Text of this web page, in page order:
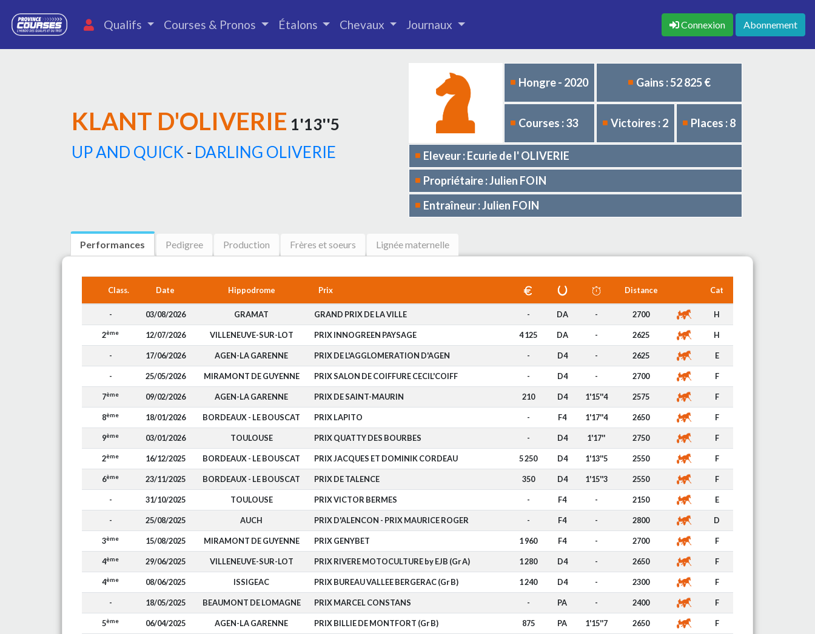
Qualifs Courses & Pronos Étalons Chevaux Journaux Connexion Abonnement
KLANT D'OLIVERIE 1'13''5
UP AND QUICK - DARLING OLIVERIE
Hongre - 2020 Gains : 52 825 €
Courses : 33 Victoires : 2 Places : 8
Eleveur : Ecurie de l' OLIVERIE
Propriétaire : Julien FOIN
Entraîneur : Julien FOIN
Performances Pedigree Production Frères et soeurs Lignée maternelle
Class. Date Hippodrome Prix Distance Cat
- 03/08/2026 GRAMAT GRAND PRIX DE LA VILLE - DA - 2700 H
2ème 12/07/2026 VILLENEUVE-SUR-LOT PRIX INNOGREEN PAYSAGE 4 125 DA - 2625 H
- 17/06/2026 AGEN-LA GARENNE PRIX DE L'AGGLOMERATION D'AGEN - D4 - 2625 E
- 25/05/2026 MIRAMONT DE GUYENNE PRIX SALON DE COIFFURE CECIL'COIFF - D4 - 2700 F
7ème 09/02/2026 AGEN-LA GARENNE PRIX DE SAINT-MAURIN 210 D4 1'15''4 2575 F
8ème 18/01/2026 BORDEAUX - LE BOUSCAT PRIX LAPITO - F4 1'17''4 2650 F
9ème 03/01/2026 TOULOUSE PRIX QUATTY DES BOURBES - D4 1'17'' 2750 F
2ème 16/12/2025 BORDEAUX - LE BOUSCAT PRIX JACQUES ET DOMINIK CORDEAU 5 250 D4 1'13''5 2550 F
6ème 23/11/2025 BORDEAUX - LE BOUSCAT PRIX DE TALENCE 350 D4 1'15''3 2550 F
- 31/10/2025 TOULOUSE PRIX VICTOR BERMES - F4 - 2150 E
- 25/08/2025 AUCH PRIX D'ALENCON - PRIX MAURICE ROGER - F4 - 2800 D
3ème 15/08/2025 MIRAMONT DE GUYENNE PRIX GENYBET 1 960 F4 - 2700 F
4ème 29/06/2025 VILLENEUVE-SUR-LOT PRIX RIVERE MOTOCULTURE by EJB (Gr A) 1 280 D4 - 2650 F
4ème 08/06/2025 ISSIGEAC PRIX BUREAU VALLEE BERGERAC (Gr B) 1 240 D4 - 2300 F
- 18/05/2025 BEAUMONT DE LOMAGNE PRIX MARCEL CONSTANS - PA - 2400 F
5ème 06/04/2025 AGEN-LA GARENNE PRIX BILLIE DE MONTFORT (Gr B) 875 PA 1'15''7 2650 F